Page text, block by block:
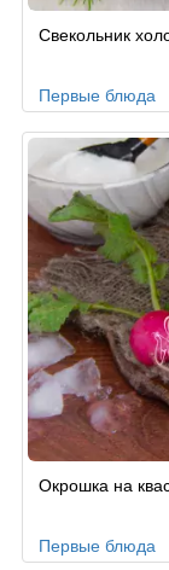
по
Свекольник
Первые блюда
Окрошка на
Первые блюда